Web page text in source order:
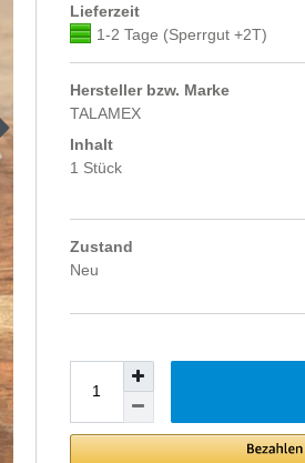
Lieferzeit
1-2 Tage (Sperrgut +2T)
Hersteller bzw. Marke
TALAMEX
Inhalt
1 Stück
Zustand
Neu